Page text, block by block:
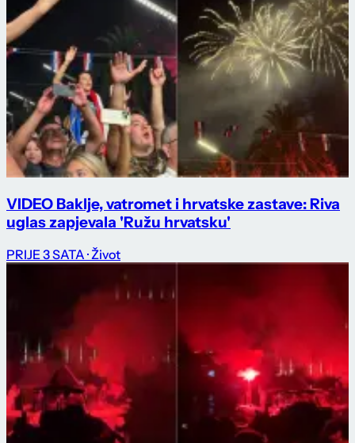
VIDEO Baklje, vatromet i hrvatske zastave: Riva
uglas zapjevala 'Ružu hrvatsku'
PRIJE 3 SATA · Život